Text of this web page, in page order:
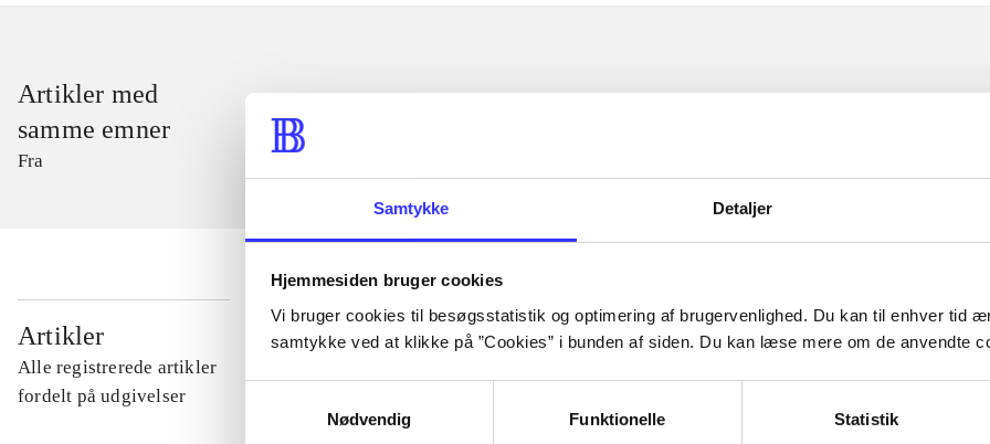
Samtykke Detaljer
Hjemmesiden bruger cookies
Vi bruger cookies til besøgsstatistik og optimering af brugervenlighed. Du kan til enhver tid
samtykke ved at klikke på ”Cookies” i bunden af siden. Du kan læse mere om de anvendte
Nødvendig
Funktionelle Statistik
Artikler med
samme emner
Fra
Artikler
Alle registrerede artikler
fordelt på udgivelser
...